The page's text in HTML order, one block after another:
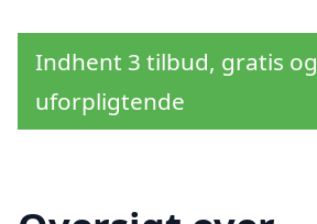
Indhent 3 tilbud, gratis og
uforpligtende